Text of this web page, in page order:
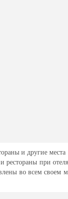
и другие
при
во всем своем